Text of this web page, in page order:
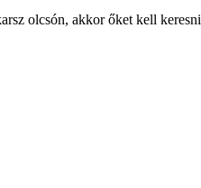
olcsón, akkor őket kell